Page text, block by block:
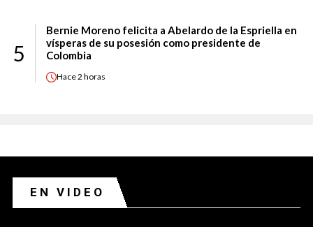
5
Bernie Moreno felicita a Abelardo de la Espriella en
vísperas de su posesión como presidente de
Colombia
Hace2 horas
EN VIDEO